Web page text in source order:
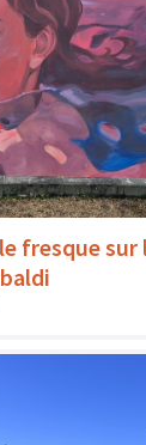
fresque sur